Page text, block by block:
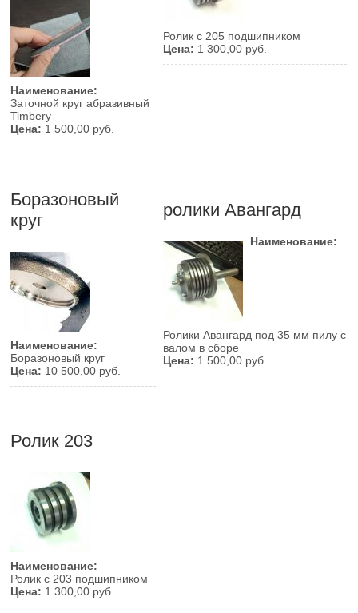
Наименование:
Заточной круг абразивный
Timbery
Цена: 1 500,00 руб.
Ролик с 205 подшипником
Цена: 1 300,00 руб.
Боразоновый
круг
Наименование:
Боразоновый круг
Цена: 10 500,00 руб.
ролики Авангард
Наименование:
Ролики Авангард под 35 мм пилу с
валом в сборе
Цена: 1 500,00 руб.
Ролик 203
Наименование:
Ролик с 203 подшипником
Цена: 1 300,00 руб.